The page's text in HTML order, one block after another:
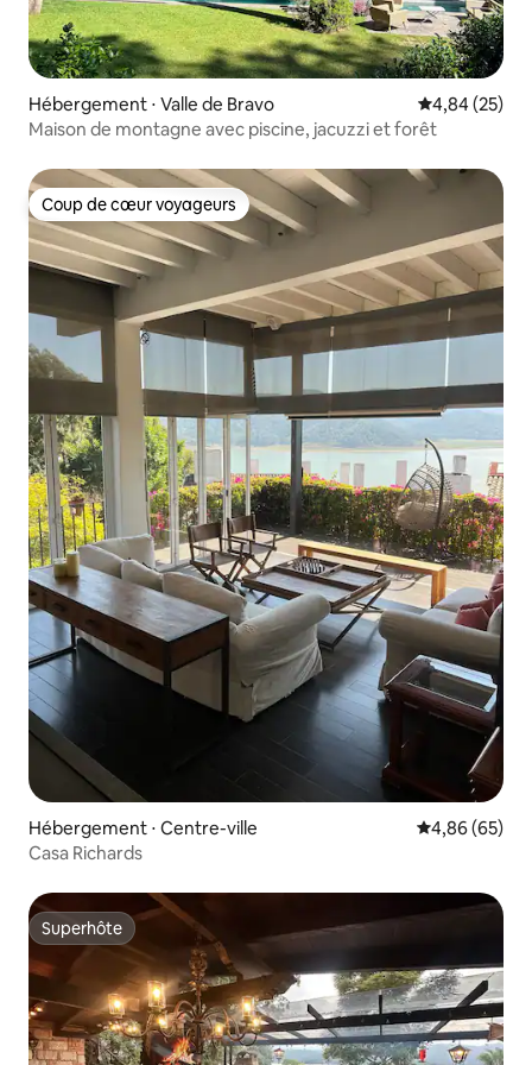
Hébergement ⋅ Valle de Bravo Évaluation
4,84 (25)
Maison de montagne avec piscine, jacuzzi et forêt
Coup de cœur voyageurs
Coup de cœur voyageurs
Hébergement ⋅ Centre-ville Évaluation
4,86 (65)
Casa Richards
Superhôte
Superhôte